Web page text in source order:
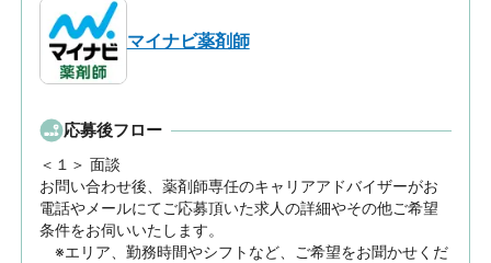
マイナビ薬剤師
応募後フロー
＜１＞ 面談
お問い合わせ後、薬剤師専任のキャリアアドバイザーがお
電話やメールにてご応募頂いた求人の詳細やその他ご希望
条件をお伺いいたします。
※エリア、勤務時間やシフトなど、ご希望をお聞かせくだ